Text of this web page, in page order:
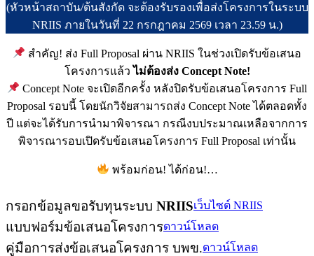
(หัวหน้าสถาบัน/ต้นสังกัด จะต้องรับรองเพื่อส่งโครงการในระบบ
NRIIS ภายในวันที่ 22 กรกฎาคม 2569 เวลา 23.59 น.)
สำคัญ! ส่ง Full Proposal ผ่าน NRIIS ในช่วงเปิดรับข้อเสนอ
โครงการแล้วไม่ต้องส่ง Concept Note!
Concept Note จะเปิดอีกครั้ง หลังปิดรับข้อเสนอโครงการ Full
Proposal รอบนี้ โดยนักวิจัยสามารถส่ง Concept Note ได้ตลอดทั้ง
ปี แต่จะได้รับการนำมาพิจารณา กรณีงบประมาณเหลือจากการ
พิจารณารอบเปิดรับข้อเสนอโครงการ Full Proposal เท่านั้น
พร้อมก่อน! ได้ก่อน!…
กรอกข้อมูลขอรับทุนระบบ NRIISเว็บไซต์ NRIIS
แบบฟอร์มข้อเสนอโครงการดาวน์โหลด
คู่มือการส่งข้อเสนอโครงการ บพข.ดาวน์โหลด